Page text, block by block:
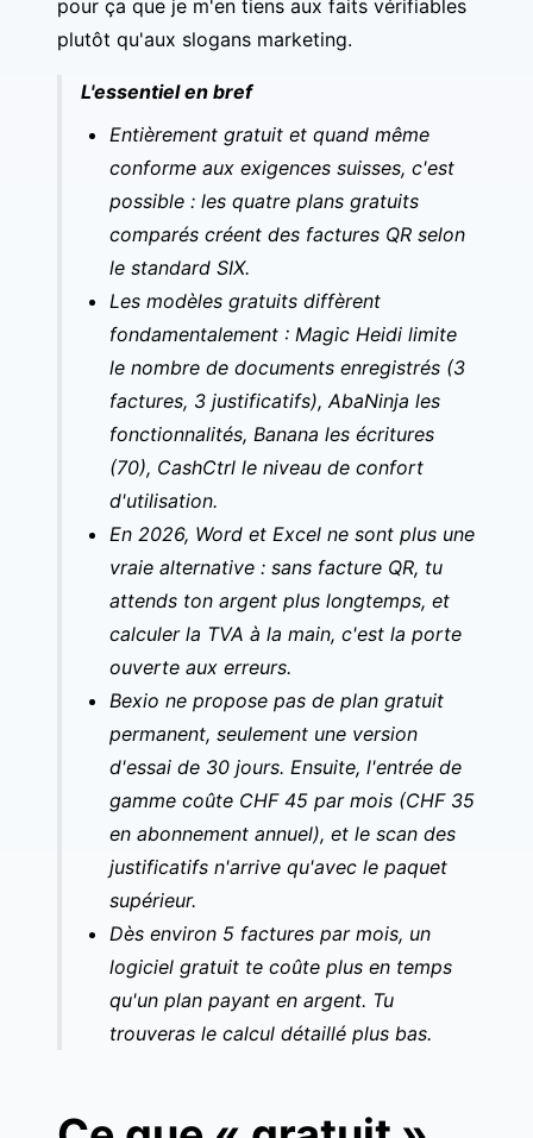
pour ça que je m'en tiens aux faits vérifiables
plutôt qu'aux slogans marketing.
L'essentiel en bref
Entièrement gratuit et quand même
conforme aux exigences suisses, c'est
possible : les quatre plans gratuits
comparés créent des factures QR selon
le standard SIX.
Les modèles gratuits diffèrent
fondamentalement : Magic Heidi limite
le nombre de documents enregistrés (3
factures, 3 justificatifs), AbaNinja les
fonctionnalités, Banana les écritures
(70), CashCtrl le niveau de confort
d'utilisation.
En 2026, Word et Excel ne sont plus une
vraie alternative : sans facture QR, tu
attends ton argent plus longtemps, et
calculer la TVA à la main, c'est la porte
ouverte aux erreurs.
Bexio ne propose pas de plan gratuit
permanent, seulement une version
d'essai de 30 jours. Ensuite, l'entrée de
gamme coûte CHF 45 par mois (CHF 35
en abonnement annuel), et le scan des
justificatifs n'arrive qu'avec le paquet
supérieur.
Dès environ 5 factures par mois, un
logiciel gratuit te coûte plus en temps
qu'un plan payant en argent. Tu
trouveras le calcul détaillé plus bas.